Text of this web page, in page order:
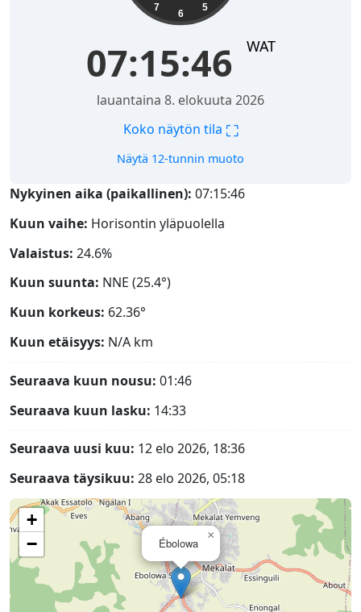
5
6
7
07:15:47 WAT
lauantaina 8. elokuuta 2026
Koko näytön tila ⛶
Näytä 12-tunnin muoto
Nykyinen aika (paikallinen): 07:15:47
Kuun vaihe: Horisontin yläpuolella
Valaistus: 24.6%
Kuun suunta: NNE (25.4°)
Kuun korkeus: 62.36°
Kuun etäisyys: N/A km
Seuraava kuun nousu: 01:46
Seuraava kuun lasku: 14:33
Seuraava uusi kuu: 12 elo 2026, 18:36
Seuraava täysikuu: 28 elo 2026, 05:18
Ébolowa
×
+
−